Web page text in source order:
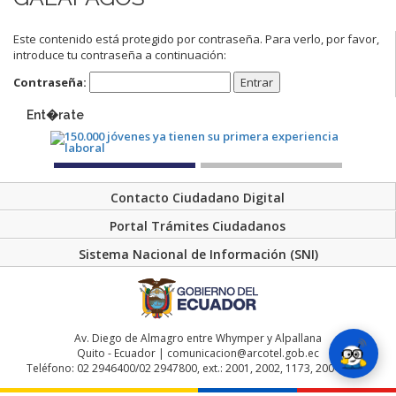
Este contenido está protegido por contraseña. Para verlo, por favor,
introduce tu contraseña a continuación:
Contraseña:
Ent�rate
Contacto Ciudadano Digital
Portal Trámites Ciudadanos
Sistema Nacional de Información (SNI)
Av. Diego de Almagro entre Whymper y Alpallana
Quito - Ecuador | comunicacion@arcotel.gob.ec
Teléfono: 02 2946400/02 2947800, ext.: 2001, 2002, 1173, 2004, 2048